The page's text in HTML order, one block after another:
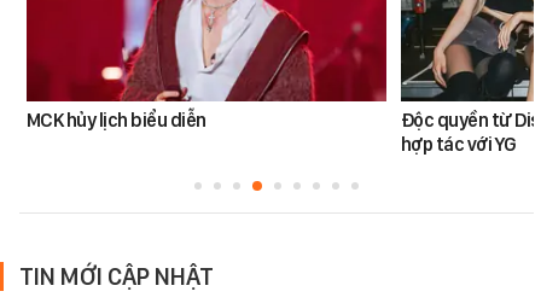
MCK hủy lịch biểu diễn
Độc quyền từ
hợp tác với YG
TIN MỚI CẬP NHẬT